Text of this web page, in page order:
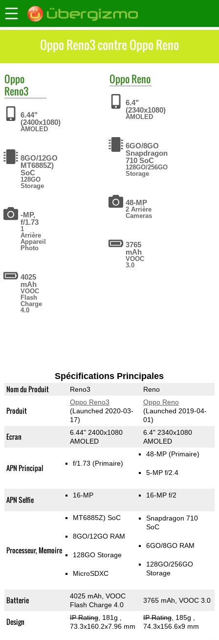
Oppo Reno3 contre Oppo Reno
Oppo
Reno3
6.44"
(2400x1080)
AMOLED
8GO/12GO
MT6885Z)
SoC
128GO
Storage
-MP,
f/1.73
1
Arrière
Appareil
Photo
4025
mAh
VOOC
Flash
Charge
4.0
OppoReno
6.4"
(2340x1080)
AMOLED
6GO/8GO
Snapdragon
710 SoC
128GO/256GO
Storage
48-MP
2 Arrière
Cameras
3765
mAh
VOOC
3.0
Spécifications Principales
Nom du Produit Reno3 Reno
Produit
Oppo Reno3
(Launched 2020-03-
17)
Oppo Reno
(Launched 2019-04-
01)
Ecran
6.44" 2400x1080
AMOLED
6.4" 2340x1080
AMOLED
APN Principal f/1.73 (Primaire)
48-MP (Primaire)
5-MP f/2.4
APN Selfie 16-MP 16-MP f/2
Processeur, Memoire
MT6885Z) SoC
8GO/12GO RAM
128GO Storage
MicroSDXC
Snapdragon 710
SoC
6GO/8GO RAM
128GO/256GO
Storage
Batterie
4025 mAh, VOOC
Flash Charge 4.0
3765 mAh, VOOC 3.0
Design IP Rating, 181g
73.3x160.2x7.96 mm
IP Rating, 185g
74.3x156.6x9 mm